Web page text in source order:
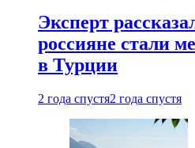
Эксперт
россияне стали
в Турции
2 года спустя2 года спустя